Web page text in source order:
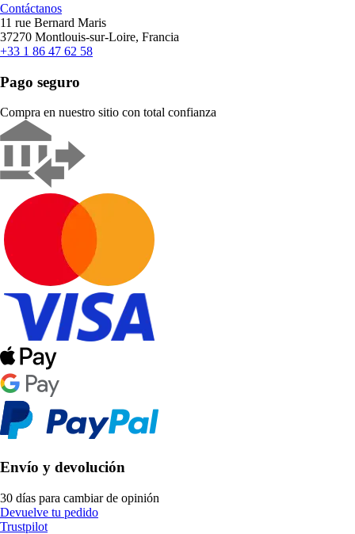
Contáctanos
11 rue Bernard Maris
37270 Montlouis-sur-Loire, Francia
+33 1 86 47 62 58
Pago seguro
Compra en nuestro sitio con total confianza
Envío y devolución
30 días para cambiar de opinión
Devuelve tu pedido
Trustpilot